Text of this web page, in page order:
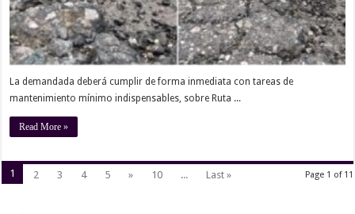
La demandada deberá cumplir de forma inmediata con tareas de
mantenimiento mínimo indispensables, sobre Ruta ...
Read More »
Page 1 of 11
1 2 3 4 5 » 10 ... Last »